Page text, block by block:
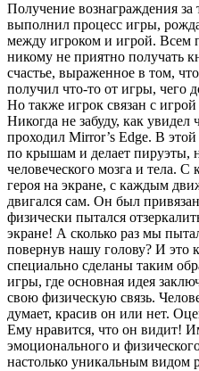
Получение вознаграждения
выполнил процесс игры,
между игроком и игрой. Всем
никому не приятно получать
счастье, выраженное в том,
получил что-то от игры, чего
Но также игрок связан с
Никогда не забуду, как
проходил Mirror’s Edge. В
по крышам и делает пируэты,
человеческого мозга и тела.
героя на экране, с каждым
двигался сам. Он был
физически пытался
экране! А сколько раз мы
повернув нашу голову? И это
специально сделаны таким
игры, где основная идея
свою физическую связь.
думает, красив он или нет.
Ему нравится, что он видит!
эмоционального и
настолько уникальным видом